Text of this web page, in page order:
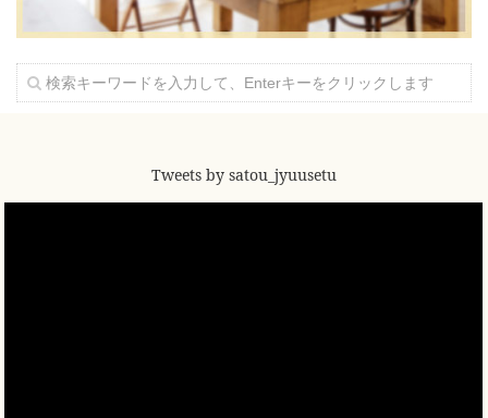
Tweets by satou_jyuusetu